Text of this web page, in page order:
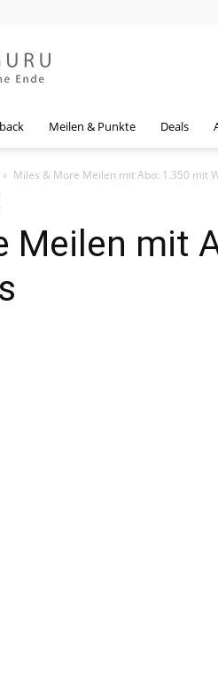
Meilen & Punkte Deals
Miles & More Meilen mit Abo: 1.350 mit
Meilen mit